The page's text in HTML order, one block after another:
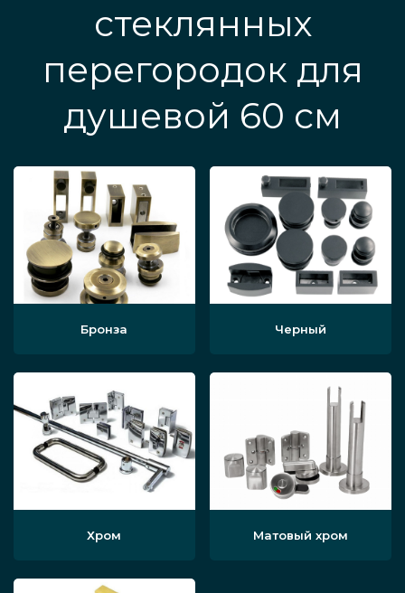
стеклянных
перегородок для
душевой 60 см
Бронза Черный
Хром Матовый хром